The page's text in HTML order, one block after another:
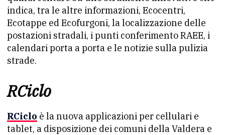
indica, tra le altre informazioni, Ecocentri,
Ecotappe ed Ecofurgoni, la localizzazione delle
postazioni stradali, i punti conferimento RAEE, i
calendari porta a porta e le notizie sulla pulizia
strade.
RCiclo
RCiclo è la nuova applicazioni per cellulari e
tablet, a disposizione dei comuni della Valdera e